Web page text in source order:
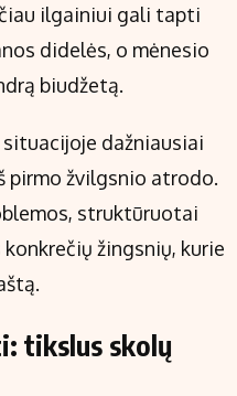
ilgainiui gali tapti
didelės, o mėnesio
biudžetą.
dažniausiai
pirmo žvilgsnio atrodo.
struktūruotai
žingsnių, kurie
tikslus skolų